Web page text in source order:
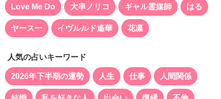
Love Me Do 大串ノリコ ギャル霊媒師 はる
ヤースー イヴルルド遙華 花凛
人気の占いキーワード
2026年下半期の運勢 人生 仕事 人間関係